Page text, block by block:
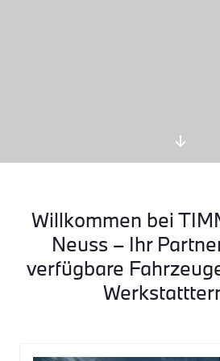
Willkommen bei
Neuss – Ihr
verfügbare